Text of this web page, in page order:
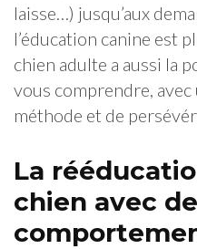
laisse…) jusqu’aux
l’éducation canine est
chien adulte a aussi la
vous comprendre, avec
méthode et de
La
chien avec